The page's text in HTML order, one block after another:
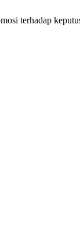
terhadap